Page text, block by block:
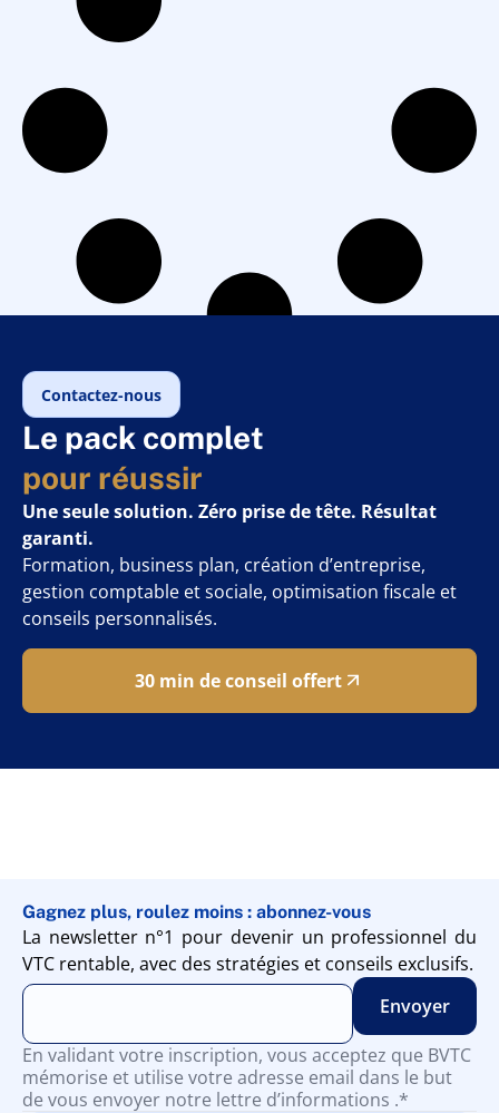
Contactez-nous
Le pack complet
pour réussir
Une seule solution. Zéro prise de tête. Résultat
garanti.
Formation, business plan, création d’entreprise,
gestion comptable et sociale, optimisation fiscale et
conseils personnalisés.
30 min de conseil offert
Gagnez plus, roulez moins : abonnez-vous
La newsletter n°1 pour devenir un professionnel du
VTC rentable, avec des stratégies et conseils exclusifs.
En validant votre inscription, vous acceptez que BVTC
mémorise et utilise votre adresse email dans le but
de vous envoyer notre lettre d’informations .*